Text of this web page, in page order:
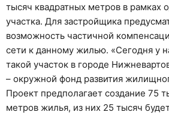
тысяч квадратных метров в рамках
участка. Для застройщика
возможность частичной
сети к данному жилью. «Сегодня у
такой участок в городе
– окружной фонд развития
Проект предполагает создание 75
метров жилья, из них 25 тысяч